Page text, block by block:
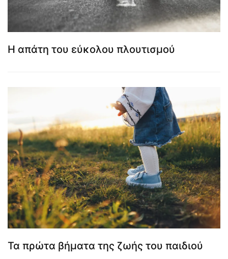
Η απάτη του εύκολου πλουτισμού
Τα πρώτα βήματα της ζωής του παιδιού